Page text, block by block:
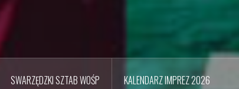
SWARZĘDZKI SZTAB WOŚP KALENDARZ IMPREZ 2026